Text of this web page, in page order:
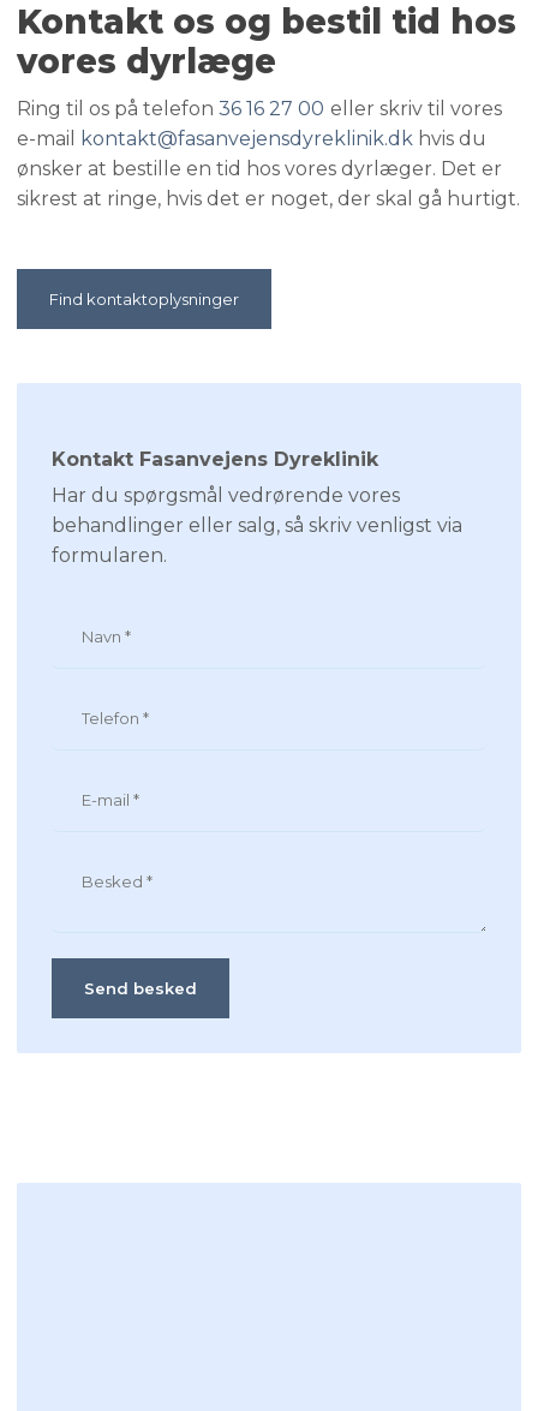
​Kontakt os og bestil tid hos
vores dyrlæge
Ring til os på telefon36 16 27 00​ eller skriv til vores
e-mail
kontakt@fasanvejensdyreklinik.dk hvis du
ønsker at bestille en tid hos vores dyrlæger. Det er
sikrest ​at ringe, hvis det er noget, der skal gå hurtigt.​​
Find kontaktoplysninger​
Kontakt Fasanvejens Dyreklinik
Har du spørgsmål vedrørende vores
behandlinger eller salg, så skriv venligst via
formularen.​